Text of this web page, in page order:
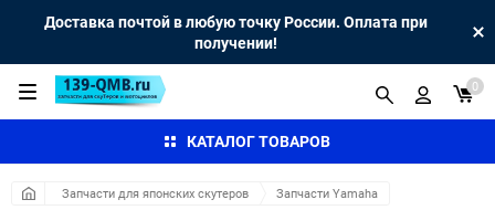
Доставка почтой в любую точку России. Оплата при
получении!
КАТАЛОГ ТОВАРОВ
0
Запчасти для японских скутеров Запчасти Yamaha